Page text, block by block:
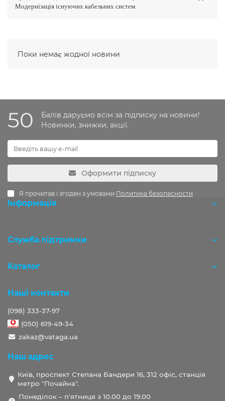
Модернізація існуючих кабельних систем.
Поки немає жодної новини
50
Балів даруємо всім за підписку на новини!
Новинки, знижки, акції.
Оформити підписку
Я прочитав і згоден з умовами Политика безопасности
Інформація
Служба підтримки
Каталог
Наші контакти
(098) 333-37-97
(050) 619-49-34
zakaz@vataga.ua
Наш адрес
Київ, проспект Степана Бандери 16, 312 офіс, станція
метро "Почайна".
Понеділок – п'ятниця з 10.00 до 19.00